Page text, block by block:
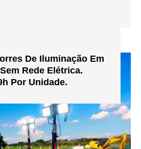
De Iluminação Em
Rede Elétrica.
Por Unidade.